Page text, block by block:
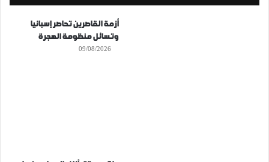
أزمة القاصرين تحاصر إسبانيا
وتسائل منظومة الهجرة
09/08/2026